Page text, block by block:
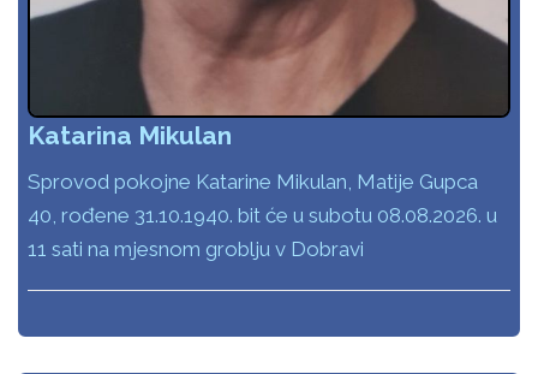
Katarina Mikulan
Sprovod pokojne Katarine Mikulan, Matije Gupca
40, rođene 31.10.1940. bit će u subotu 08.08.2026. u
11 sati na mjesnom groblju v Dobravi